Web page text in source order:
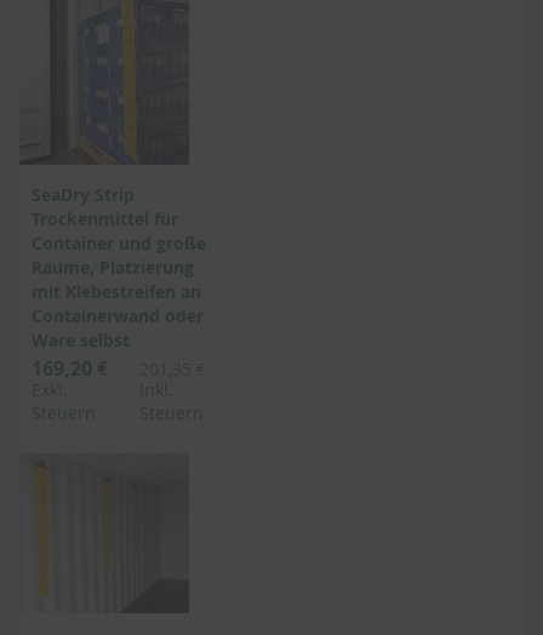
SeaDry Strip
Trockenmittel für
Container und große
Räume, Platzierung
mit Klebestreifen an
Containerwand oder
Ware selbst
169,20 €
Exkl.
Steuern